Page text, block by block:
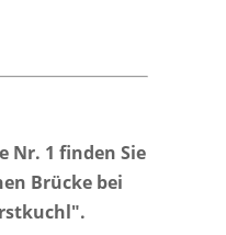
Nr. 1 finden Sie
Brücke bei